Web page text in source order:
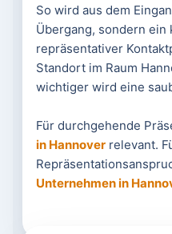
So wird aus dem
Übergang, sondern
repräsentativer
Standort im Raum
wichtiger wird eine
Für durchgehende
in Hannoverrelevant.
Unternehmen in